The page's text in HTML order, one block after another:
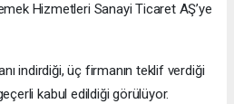
Hizmetleri Sanayi Ticaret AŞ’ye
indirdiği, üç firmanın teklif verdiği
kabul edildiği görülüyor.